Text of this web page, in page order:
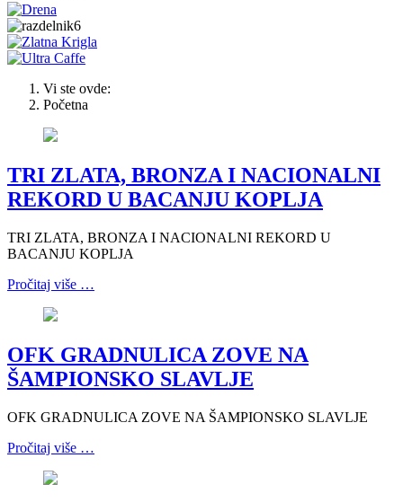
Vi ste ovde:
Početna
TRI ZLATA, BRONZA I NACIONALNI
REKORD U BACANJU KOPLJA
TRI ZLATA, BRONZA I NACIONALNI REKORD U
BACANJU KOPLJA
Pročitaj više …
OFK GRADNULICA ZOVE NA
ŠAMPIONSKO SLAVLJE
OFK GRADNULICA ZOVE NA ŠAMPIONSKO SLAVLJE
Pročitaj više …